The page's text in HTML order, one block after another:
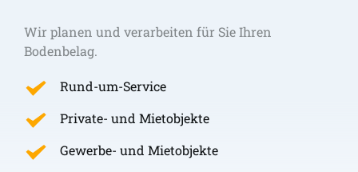
Wir planen und verarbeiten für Sie Ihren
Bodenbelag.
Rund-um-Service
Private- und Mietobjekte
Gewerbe- und Mietobjekte